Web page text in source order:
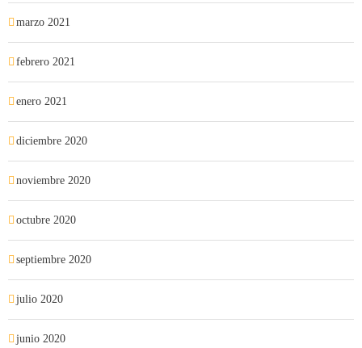
marzo 2021
febrero 2021
enero 2021
diciembre 2020
noviembre 2020
octubre 2020
septiembre 2020
julio 2020
junio 2020